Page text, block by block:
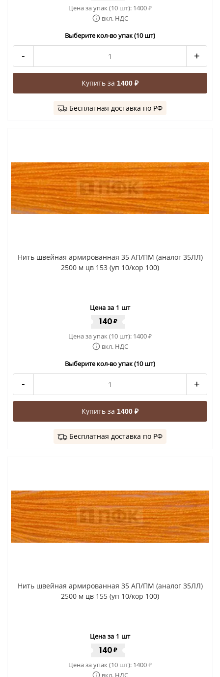
Цена за упак (10 шт): 1400₽
вкл. НДС
Выберите кол-во упак (10 шт)
- +
Купить за 1400 ₽
Бесплатная доставка по РФ
Нить швейная армированная 35 АП/ПМ (аналог 35ЛЛ)
2500 м цв 153 (уп 10/кор 100)
Цена за 1 шт
140 ₽
Цена за упак (10 шт): 1400₽
вкл. НДС
Выберите кол-во упак (10 шт)
- +
Купить за 1400 ₽
Бесплатная доставка по РФ
Нить швейная армированная 35 АП/ПМ (аналог 35ЛЛ)
2500 м цв 155 (уп 10/кор 100)
Цена за 1 шт
140 ₽
Цена за упак (10 шт): 1400₽
вкл. НДС